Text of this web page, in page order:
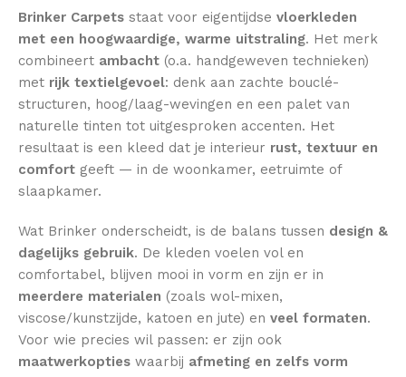
Brinker Carpets staat voor eigentijdse vloerkleden
met een hoogwaardige, warme uitstraling. Het merk
combineert ambacht (o.a. handgeweven technieken)
met rijk textielgevoel: denk aan zachte bouclé-
structuren, hoog/laag-wevingen en een palet van
naturelle tinten tot uitgesproken accenten. Het
resultaat is een kleed dat je interieur rust, textuur en
comfort geeft — in de woonkamer, eetruimte of
slaapkamer.
Wat Brinker onderscheidt, is de balans tussen design &
dagelijks gebruik. De kleden voelen vol en
comfortabel, blijven mooi in vorm en zijn er in
meerdere materialen (zoals wol-mixen,
viscose/kunstzijde, katoen en jute) en veel formaten.
Voor wie precies wil passen: er zijn ook
maatwerkopties waarbij afmeting en zelfs vorm